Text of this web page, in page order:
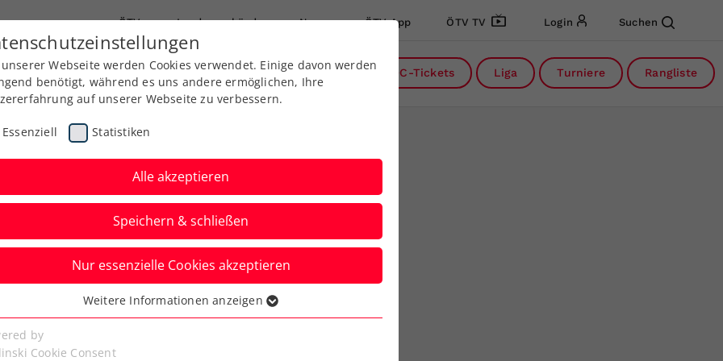
ÖTV Landesverbände News ÖTV App ÖTV TV Login Suchen
Ausbildung Services Über uns DC-Tickets Liga Turniere Rangliste
Rodionov unterliegt
de Minaur
Webseite werden Cookies verwendet. Einige davon werden
benötigt, während es uns andere ermöglichen, Ihre
auf unserer Webseite zu verbessern.
Essenziell Statistiken
Alle akzeptieren
Speichern & schließen
Nur essenzielle Cookies akzeptieren
Cookies werden für grundlegende Funktionen der
benötigt. Dadurch ist gewährleistet, dass die Webseite
Weitere Informationen anzeigen
by
Cookie Consent